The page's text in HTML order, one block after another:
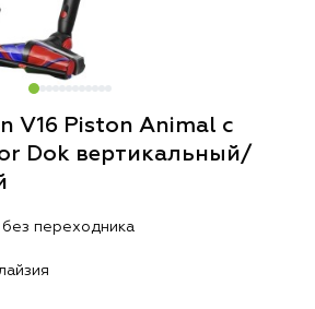
V16 Piston Animal с
Dok вертикальный/
без переходника